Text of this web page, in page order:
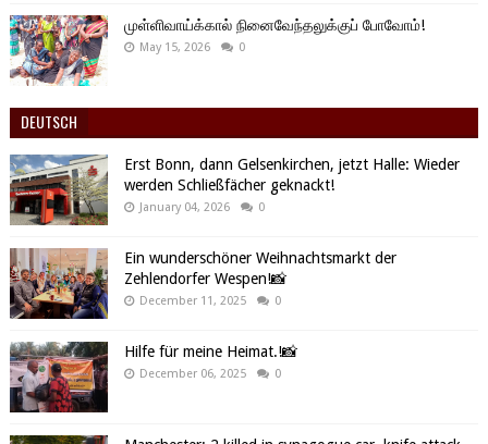
முள்ளிவாய்க்கால் நினைவேந்தலுக்குப் போவோம்!
May 15, 2026 0
DEUTSCH
Erst Bonn, dann Gelsenkirchen, jetzt Halle: Wieder
werden Schließfächer geknackt!
January 04, 2026 0
Ein wunderschöner Weihnachtsmarkt der
Zehlendorfer Wespen!📸
December 11, 2025 0
Hilfe für meine Heimat.!📸
December 06, 2025 0